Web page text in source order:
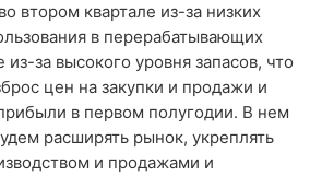
втором квартале из-за низких
в перерабатывающих
из-за высокого уровня запасов, что
цен на закупки и продажи и
в первом полугодии. В нем
расширять рынок, укреплять
и продажами и